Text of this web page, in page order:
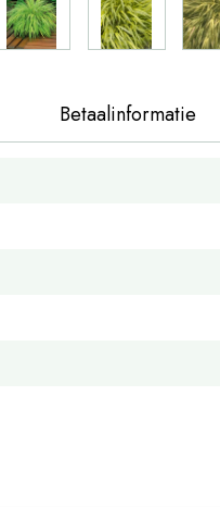
Betaalinformatie